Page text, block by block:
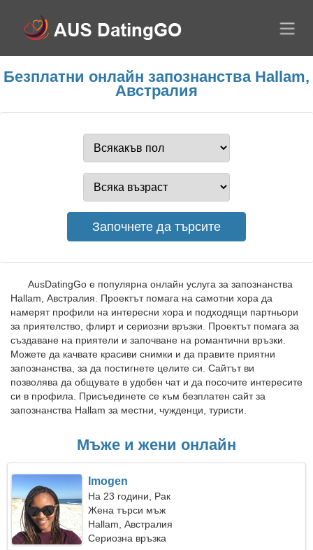
Безплатни онлайн запознанства Hallam,
Австралия
AusDatingGo е популярна онлайн услуга за запознанства
Hallam, Австралия. Проектът помага на самотни хора да
намерят профили на интересни хора и подходящи партньори
за приятелство, флирт и сериозни връзки. Проектът помага за
създаване на приятели и започване на романтични връзки.
Можете да качвате красиви снимки и да правите приятни
запознанства, за да постигнете целите си. Сайтът ви
позволява да общувате в удобен чат и да посочите интересите
си в профила. Присъединете се към безплатен сайт за
запознанства Hallam за местни, чужденци, туристи.
Мъже и жени онлайн
Imogen
На 23 години, Рак
Жена търси мъж
Hallam, Австралия
Сериозна връзка